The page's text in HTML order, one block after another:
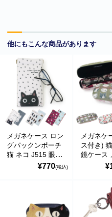
他にもこんな商品があります
メガネケース ロン
グパックンポーチ
猫 ネコ J515 眼鏡
ケース noa¥770(税込)
メガネケ
ス付き)
鏡ケース
き J574
■**年末年始休業日のお知らせ**誠
年12月31日～2025年1月5日まで
荷は12月30日 13:00ご注文分ま
す。休業期間中にいただきました
しては、1月6日より順次対応さ
便をおかけ致しますが、何卒ご
**当店を騙る不審なメールにご注
であるかのように装い、「